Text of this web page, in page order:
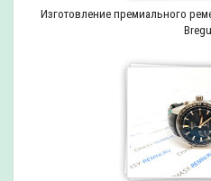
Изготовление премиального